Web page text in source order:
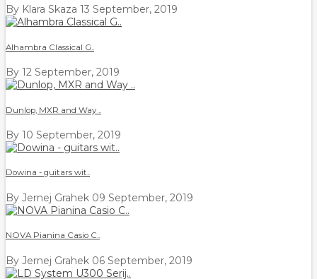
By Klara Skaza 13 September, 2019
Alhambra Classical G..
By 12 September, 2019
Dunlop, MXR and Way ..
By 10 September, 2019
Dowina - guitars wit..
By Jernej Grahek 09 September, 2019
NOVA Pianina Casio C..
By Jernej Grahek 06 September, 2019